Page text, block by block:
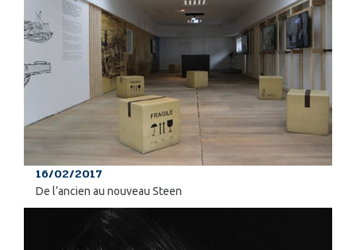
16/02/2017
De l’ancien au nouveau Steen